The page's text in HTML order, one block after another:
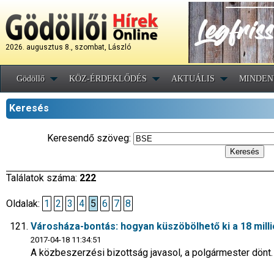
2026. augusztus 8., szombat, László
Gödöllő KÖZ-ÉRDEKLŐDÉS AKTUÁLIS
Keresés
Keresendő szöveg:
Találatok száma: 222
Oldalak: 1 2 3 4 5 6 7 8
Városháza-bontás: hogyan küszöbölhető ki a 18
2017-04-18 11:34:51
A közbeszerzési bizottság javasol, a polgármester